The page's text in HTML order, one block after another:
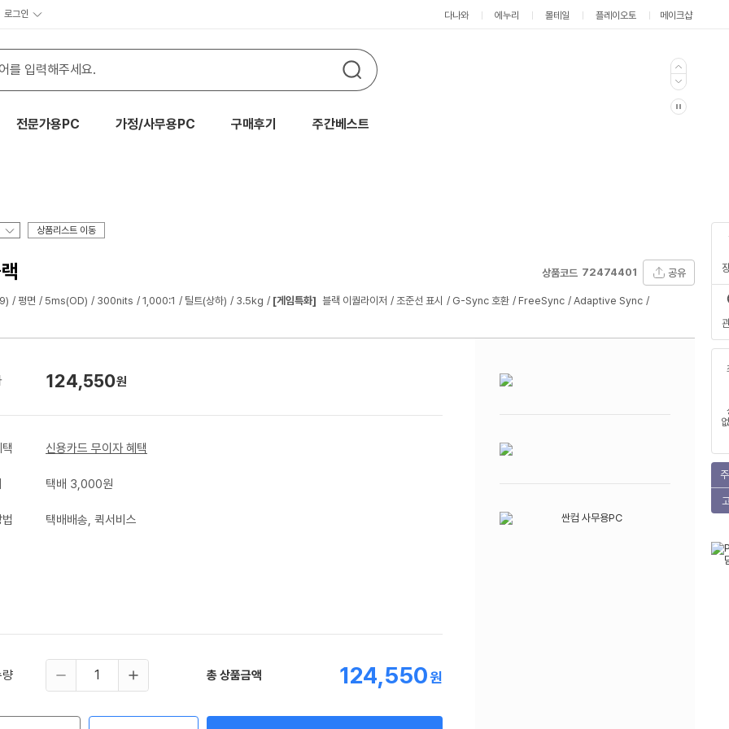
로그인 다나와 에누리 몰테일 플레이오토 메이크샵
전문가용PC 가정/사무용PC 구매후기 주간베스트
상품리스트 이동
상품코드 72474401 공유
평면 5ms(OD) 300nits 1,000:1 틸트(상하) 3.5kg [게임특화] 블랙 이퀄라이저 조준선 표시 G-Sync 호환 FreeSync
Adaptive Sync
124,550원
신용카드 무이자 혜택
택배 3,000원
택배배송, 퀵서비스
량 총 상품금액 124,550원